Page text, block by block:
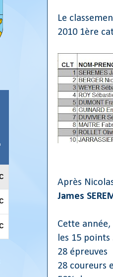
Le
2010 1ère
Après
James
Cette
les 15
28 épreuves
28 coureurs